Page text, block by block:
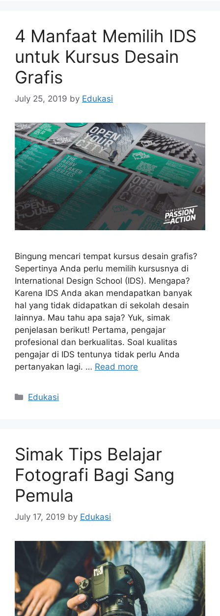
4 Manfaat Memilih IDS
untuk Kursus Desain
Grafis
July 25, 2019 by Edukasi
Bingung mencari tempat kursus desain grafis?
Sepertinya Anda perlu memilih kursusnya di
International Design School (IDS). Mengapa?
Karena IDS Anda akan mendapatkan banyak
hal yang tidak didapatkan di sekolah desain
lainnya. Mau tahu apa saja? Yuk, simak
penjelasan berikut! Pertama, pengajar
profesional dan berkualitas. Soal kualitas
pengajar di IDS tentunya tidak perlu Anda
pertanyakan lagi. … Read more
Categories
Edukasi
Simak Tips Belajar
Fotografi Bagi Sang
Pemula
July 17, 2019 by Edukasi